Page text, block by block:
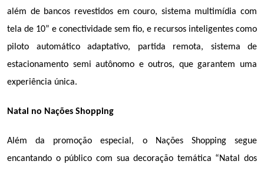
além de bancos revestidos em couro, sistema multimídia com
tela de 10” e conectividade sem fio, e recursos inteligentes como
piloto automático adaptativo, partida remota, sistema de
estacionamento semi autônomo e outros, que garantem uma
experiência única.
Natal no Nações Shopping
Além da promoção especial, o Nações Shopping segue
encantando o público com sua decoração temática “Natal dos